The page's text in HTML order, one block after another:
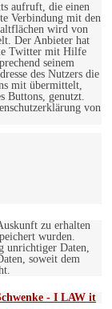
aufruft, die einen
Verbindung mit den
wird von
Der Anbieter hat
Twitter mit Hilfe
seinem
des Nutzers die
mit übermittelt,
Buttons, genutzt.
von
zu erhalten
wurden.
unrichtiger Daten,
soweit dem
- I LAW it